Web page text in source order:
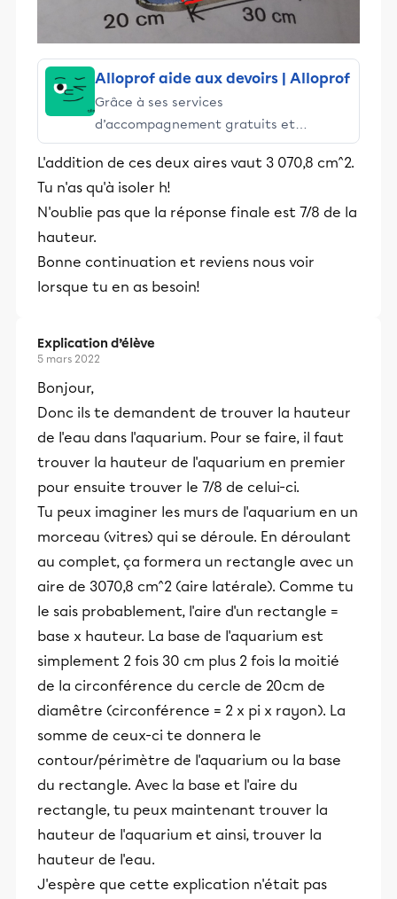
Alloprof aide aux devoirs | Alloprof
Grâce à ses services
d’accompagnement gratuits et
stimulants, Alloprof engage les élèves
et leurs parents dans la réussite
éducative.
L'addition de ces deux aires vaut 3 070,8 cm^2.
Tu n'as qu'à isoler h!
N'oublie pas que la réponse finale est 7/8 de la
hauteur.
Bonne continuation et reviens nous voir
lorsque tu en as besoin!
Explication d’élève
5 mars 2022
Bonjour,
Donc ils te demandent de trouver la hauteur
de l'eau dans l'aquarium. Pour se faire, il faut
trouver la hauteur de l'aquarium en premier
pour ensuite trouver le 7/8 de celui-ci.
Tu peux imaginer les murs de l'aquarium en un
morceau (vitres) qui se déroule. En déroulant
au complet, ça formera un rectangle avec un
aire de 3070,8 cm^2 (aire latérale). Comme tu
le sais probablement, l'aire d'un rectangle =
base x hauteur. La base de l'aquarium est
simplement 2 fois 30 cm plus 2 fois la moitié
de la circonférence du cercle de 20cm de
diamêtre (circonférence = 2 x pi x rayon). La
somme de ceux-ci te donnera le
contour/périmètre de l'aquarium ou la base
du rectangle. Avec la base et l'aire du
rectangle, tu peux maintenant trouver la
hauteur de l'aquarium et ainsi, trouver la
hauteur de l'eau.
J'espère que cette explication n'était pas